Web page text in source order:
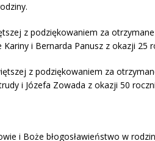
z podziękowaniem za otrzymane
i Bernarda Panusz z okazji 25
z podziękowaniem za
i Józefa Zowada z okazji 50
i Boże błogosławieństwo w